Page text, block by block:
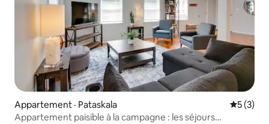
Appartement · Pataskala Note
5 (3)
Appartement paisible à la campagne : les séjours